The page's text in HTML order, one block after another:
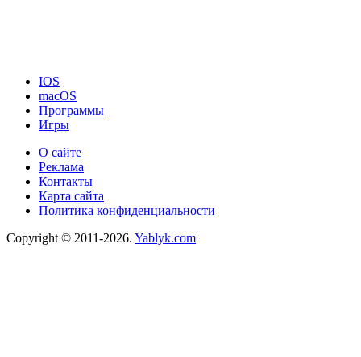
IOS
macOS
Программы
Игры
О сайте
Реклама
Контакты
Карта сайта
Политика конфиденциальности
Copyright © 2011-2026. Yablyk.сom